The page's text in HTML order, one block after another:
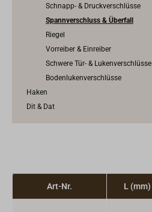
Schnapp- & Druckverschlüsse
Spannverschluss & Überfall
Riegel
Vorreiber & Einreiber
Schwere Tür- & Lukenverschlüsse
Bodenlukenverschlüsse
Haken
Dit & Dat
Art-Nr. L (mm)